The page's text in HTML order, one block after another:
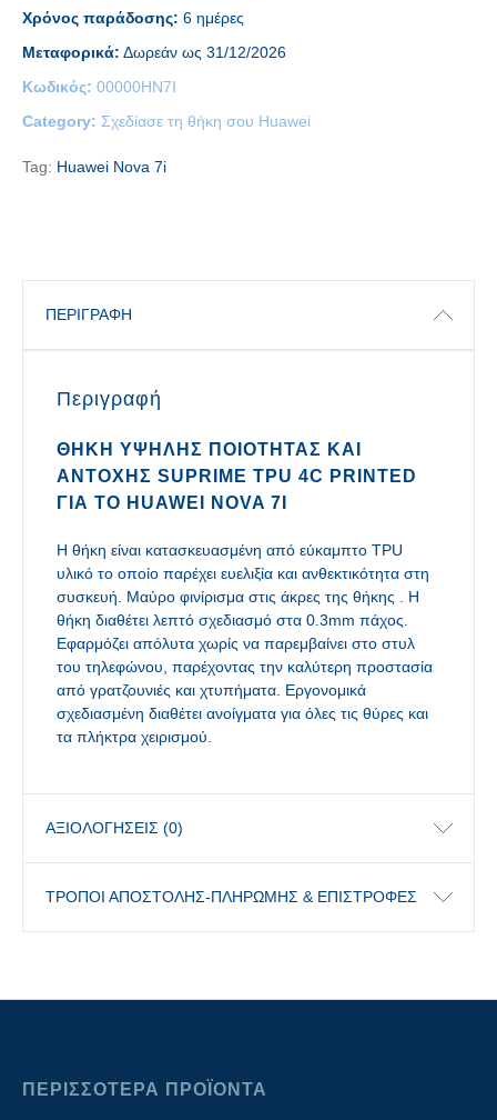
Χρόνος παράδοσης: 6 ημέρες
Μεταφορικά: Δωρεάν ως 31/12/2026
Κωδικός: 00000HN7I
Category: Σχεδίασε τη θήκη σου Huawei
Tag: Huawei Nova 7i
ΠΕΡΙΓΡΑΦΉ
Περιγραφή
ΘΉΚΗ ΥΨΗΛΉΣ ΠΟΙΌΤΗΤΑΣ ΚΑΙ
ΑΝΤΟΧΉΣ SUPRIME TPU 4C PRINTED
ΓΙΑ ΤΟ HUAWEI NOVA 7I
Η θήκη είναι κατασκευασμένη από εύκαμπτο TPU
υλικό το οποίο παρέχει ευελιξία και ανθεκτικότητα στη
συσκευή. Μαύρο φινίρισμα στις άκρες της θήκης . Η
θήκη διαθέτει λεπτό σχεδιασμό στα 0.3mm πάχος.
Εφαρμόζει απόλυτα χωρίς να παρεμβαίνει στο στυλ
του τηλεφώνου, παρέχοντας την καλύτερη προστασία
από γρατζουνιές και χτυπήματα. Εργονομικά
σχεδιασμένη διαθέτει ανοίγματα για όλες τις θύρες και
τα πλήκτρα χειρισμού.
ΑΞΙΟΛΟΓΉΣΕΙΣ (0)
ΤΡΟΠΟΙ ΑΠΟΣΤΟΛΗΣ-ΠΛΗΡΩΜΗΣ & ΕΠΙΣΤΡΟΦΕΣ
ΠΕΡΙΣΣΟΤΕΡΑ ΠΡΟΪΟΝΤΑ